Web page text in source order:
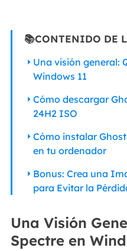
📚CONTENIDO DE
Una visión general:
Windows 11
Cómo descargar
24H2 ISO
Cómo instalar
en tu ordenador
Bonus: Crea una
para Evitar la
Una Visión
Spectre en